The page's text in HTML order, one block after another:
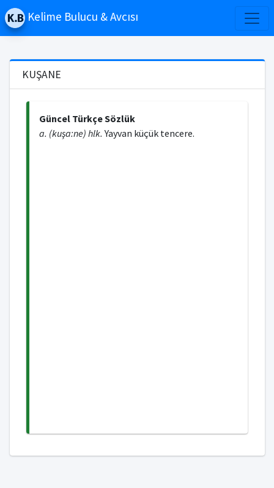
Kelime Bulucu & Avcısı
KUŞANE
Güncel Türkçe Sözlük
a. (kuşa:ne) hlk. Yayvan küçük tencere.